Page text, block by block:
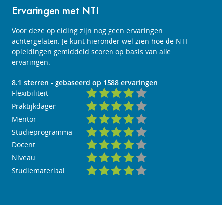
Ervaringen met NTI
Voor deze opleiding zijn nog geen ervaringen
achtergelaten. Je kunt hieronder wel zien hoe de NTI-
opleidingen gemiddeld scoren op basis van alle
ervaringen.
8.1 sterren - gebaseerd op 1588 ervaringen
Flexibiliteit
Praktijkdagen
Mentor
Studieprogramma
Docent
Niveau
Studiemateriaal